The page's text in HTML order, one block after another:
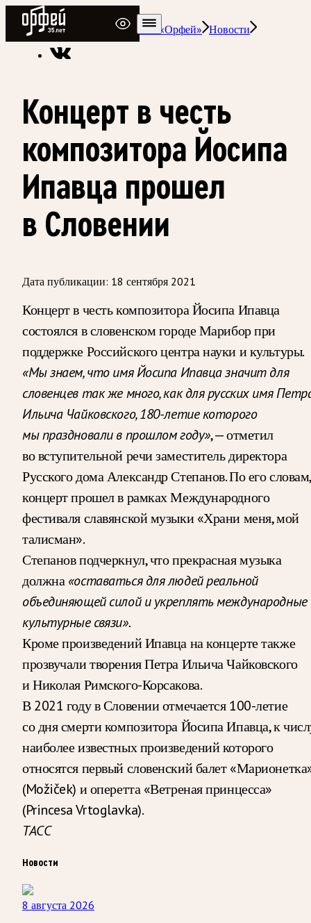
Радио Орфей
Радио классической музыки «Орфей» Новости
Концерт в честь
композитора Йосипа
Ипавца прошел
в Словении
Дата публикации: 18 сентября 2021
Концерт в честь композитора Йосипа Ипавца
состоялся в словенском городе Марибор при
поддержке Российского центра науки и культуры.
«Мы знаем, что имя Йосипа Ипавца значит для
словенцев так же много, как для русских имя
Ильича Чайковского, 180-летие которого
мы праздновали в прошлом году», — отметил
во вступительной речи заместитель директора
Русского дома Александр Степанов. По его словам,
концерт прошел в рамках Международного
фестиваля славянской музыки «Храни меня, мой
талисман».
Степанов подчеркнул, что прекрасная музыка
должна«оставаться для людей реальной
объединяющей силой и укреплять международные
культурные связи».
Кроме произведений Ипавца на концерте также
прозвучали творения Петра Ильича Чайковского
и Николая Римского-Корсакова.
В 2021 году в Словении отмечается 100-летие
со дня смерти композитора Йосипа Ипавца, к
наиболее известных произведений которого
относятся первый словенский балет
(Možiček) и оперетта «Ветреная принцесса»
(Princesa Vrtoglavka).
ТАСС
Новости
8 августа 2026